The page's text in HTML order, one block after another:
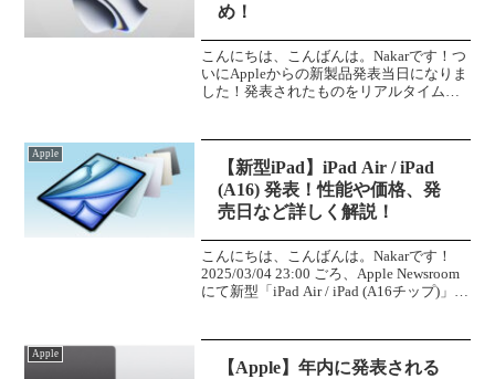
め！
こんにちは、こんばんは。Nakarです！つ
いにAppleからの新製品発表当日になりま
した！発表されたものをリアルタイムに
す！新製品iPhone 16e発表されました！
Apple
【新型iPad】iPad Air / iPad
(A16) 発表！性能や価格、発
売日など詳しく解説！
こんにちは、こんばんは。Nakarです！
2025/03/04 23:00 ごろ、Apple Newsroom
にて新型「iPad Air / iPad (A16チップ)」が
Apple
【Apple】年内に発表される